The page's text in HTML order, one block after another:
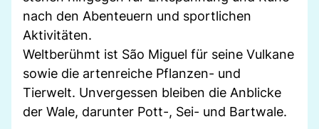
nach den Abenteuern und sportlichen
Aktivitäten.
Weltberühmt ist São Miguel für seine Vulkane
sowie die artenreiche Pflanzen- und
Tierwelt. Unvergessen bleiben die Anblicke
der Wale, darunter Pott-, Sei- und Bartwale.